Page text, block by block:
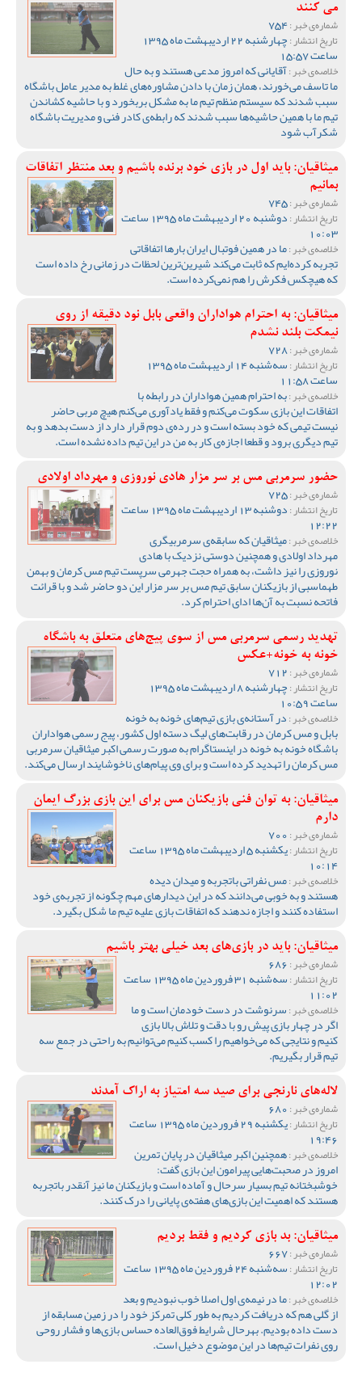
می کنند
شماره‌ی خبر :
تاریخ انتشار : چهارشنبه 22 اردیبهشت ماه 1395
ساعت 15:57
خلاصه‌ی خبر :آقایانی که امروز مدعی هستند و به حال
ما تاسف می‌خورند، همان زمان با دادن مشاوره‌های غلط به مدیر عامل باشگاه
سبب شدند که سیستم منظم تیم ما به مشکل بربخورد و با حاشیه کشاندن
تیم ما با همین حاشیه‌ها سبب شدند که رابطه‌ی کادر فنی و مدیریت باشگاه
شکرآب شود
میثاقیان: باید اول در بازی خود برنده باشیم و بعد منتظر اتفاقات
بمانیم
شماره‌ی خبر :
تاریخ انتشار : دوشنبه 20 اردیبهشت ماه 1395 ساعت
10:03
خلاصه‌ی خبر :ما در همین فوتبال ایران بارها اتفاقاتی
تجربه کرده‌ایم که ثابت می‌کند شیرین‌ترین لحظات در زمانی رخ داده است
که هیچکس فکرش را هم نمی‌کرده است.
میثاقیان: به احترام هواداران واقعی بابل نود دقیقه از روی
نیمکت بلند نشدم
شماره‌ی خبر :
تاریخ انتشار : سه‌شنبه 14 اردیبهشت ماه 1395
ساعت 11:58
خلاصه‌ی خبر :به احترام همین هواداران در رابطه با
اتفاقات این بازی سکوت می‌کنم و فقط یادآوری می‌کنم هیچ مربی حاضر
نیست تیمی که خود بسته است و در رده‌ی دوم قرار دارد از دست بدهد و به
تیم دیگری برود و قطعا اجازه‌ی کار به من در این تیم داده نشده است.
حضور سرمربی مس بر سر مزار هادی نوروزی و مهرداد اولادی
شماره‌ی خبر :
تاریخ انتشار : دوشنبه 13 اردیبهشت ماه 1395 ساعت
12:22
خلاصه‌ی خبر :میثاقیان که سابقه‌ی سرمربیگری
مهرداد اولادی و همچنین دوستی نزدیک با هادی
نوروزی را نیز داشت، به همراه حجت جهرمی سرپست تیم مس کرمان و بهمن
طهماسبی از بازیکنان سابق تیم مس بر سر مزار این دو حاضر شد و با قرائت
فاتحه نسبت به آن‌ها ادای احترام کرد.
تهدید رسمی سرمربی مس از سوی پیج‌های متعلق به باشگاه
خونه به خونه+عکس
شماره‌ی خبر :
تاریخ انتشار : چهارشنبه 8 اردیبهشت ماه 1395
ساعت 10:59
خلاصه‌ی خبر :در آستانه‌ی بازی تیم‌های خونه به خونه
بابل و مس کرمان در رقابت‌های لیگ دسته اول کشور، پیج رسمی هواداران
باشگاه خونه به خونه در اینستاگرام به صورت رسمی اکبر میثاقیان سرمربی
مس کرمان را تهدید کرده است و برای وی پیام‌های ناخوشایند ارسال می‌کند.
میثاقیان: به توان فنی بازیکنان مس برای این بازی بزرگ ایمان
دارم
شماره‌ی خبر :
تاریخ انتشار : یکشنبه 5 اردیبهشت ماه 1395 ساعت
10:14
خلاصه‌ی خبر :مس نفراتی باتجربه و میدان دیده
هستند و به خوبی می‌دانند که در این دیدارهای مهم چگونه از تجربه‌ی خود
استفاده کنند و اجازه ندهند که اتفاقات بازی علیه تیم ما شکل بگیرد.
میثاقیان: باید در بازی‌های بعد خیلی بهتر باشیم
شماره‌ی خبر :
تاریخ انتشار : سه‌شنبه 31 فروردین ماه 1395 ساعت
11:02
خلاصه‌ی خبر :سرنوشت در دست خودمان است و ما
اگر در چهار بازی پیش رو با دقت و تلاش بالا بازی
کنیم و نتایجی که می‌خواهیم را کسب کنیم می‌توانیم به راحتی در جمع سه
تیم قرار بگیریم.
لاله‌های نارنجی برای صید سه امتیاز به اراک آمدند
شماره‌ی خبر :
تاریخ انتشار : یکشنبه 29 فروردین ماه 1395 ساعت
19:46
خلاصه‌ی خبر :همچنین اکبر میثاقیان در پایان تمرین
امروز در صحبت‌هایی پیرامون این بازی گفت:
خوشبختانه تیم بسیار سرحال و آماده است و بازیکنان ما نیز آنقدر باتجربه
هستند که اهمیت این بازی‌های هفته‌ی پایانی را درک کنند.
میثاقیان: بد بازی کردیم و فقط بردیم
شماره‌ی خبر :
تاریخ انتشار : سه‌شنبه 24 فروردین ماه 1395 ساعت
12:02
خلاصه‌ی خبر :ما در نیمه‌ی اول اصلا خوب نبودیم و بعد
از گلی هم که دریافت کردیم به طور کلی تمرکز خود را در زمین مسابقه از
دست داده بودیم. بهرحال شرایط فوق‌العاده حساس بازی‌ها و فشار روحی
روی نفرات تیم‌ها در این موضوع دخیل است.